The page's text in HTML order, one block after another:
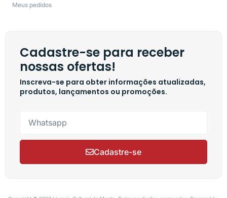
Meus pedidos
Cadastre-se para receber
nossas ofertas!
Inscreva-se para obter informações atualizadas,
produtos, lançamentos ou promoções.
Cadastre-se